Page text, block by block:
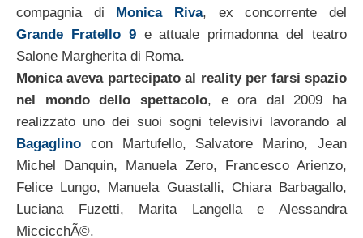
compagnia di
Monica Riva, ex concorrente del
Grande Fratello 9e attuale primadonna del teatro
Salone Margherita di Roma.
Monica aveva partecipato al reality per farsi spazio
nel mondo dello spettacolo, e ora dal 2009 ha
realizzato uno dei suoi sogni televisivi lavorando al
Bagaglino con Martufello, Salvatore Marino, Jean
Michel Danquin, Manuela Zero, Francesco Arienzo,
Felice Lungo, Manuela Guastalli, Chiara Barbagallo,
Luciana Fuzetti, Marita Langella e Alessandra
MiccicchÃ©.